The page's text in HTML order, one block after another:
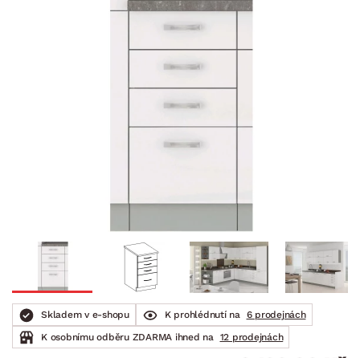
Skladem v e-shopu K prohlédnutí na
6 prodejnách
K osobnímu odběru ZDARMA ihned na
12 prodejnách